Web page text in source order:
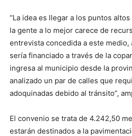
“La idea es llegar a los puntos
la gente a lo mejor carece de
entrevista concedida a este medio,
sería financiado a través de la
ingresa al municipio desde la
analizado un par de calles que
adoquinadas debido al tránsito”,
El convenio se trata de 4.242,50
estarán destinados a la